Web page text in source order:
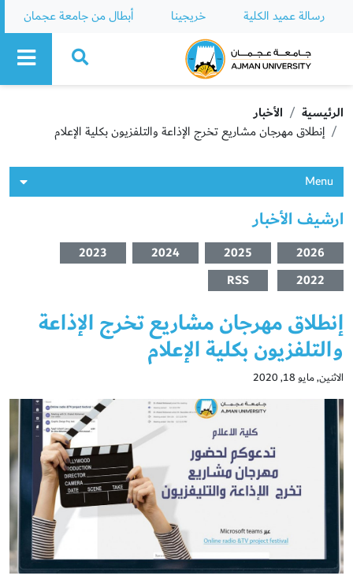
رسالة عميد الكلية خريجينا أبطال من جامعة عجمان
Ajman University
الرئيسية
الأخبار
إنطلاق مهرجان مشاريع تخرج الإذاعة والتلفزيون بكلية الإعلام
Menu
ارشيف الأخبار
2026
2025
2024
2023
2022
RSS
إنطلاق مهرجان مشاريع تخرج الإذاعة
والتلفزيون بكلية الإعلام
الاثنين, مايو 18, 2020